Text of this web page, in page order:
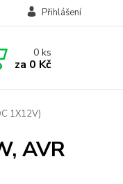
Přihlášení
0ks
za 0 Kč
1X12V)
AVR